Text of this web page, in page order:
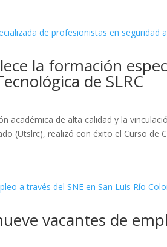
la formación
de SLRC
académica de alta calidad y la
(Utslrc), realizó con éxito el Curso de
vacantes de